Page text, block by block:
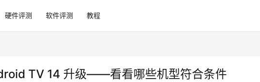
硬件评测 软件评测 教程
TV 14 升级——看看哪些机型符合条件